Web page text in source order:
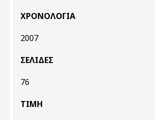
ΧΡΟΝΟΛΟΓΊΑ
2007
ΣΕΛΊΔΕΣ
76
ΤΙΜΉ